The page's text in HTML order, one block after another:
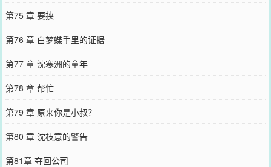
第75 章 要挟
第76 章 白梦蝶手里的证据
第77 章 沈寒洲的童年
第78 章 帮忙
第79 章 原来你是小叔？
第80 章 沈枝意的警告
第81章 夺回公司